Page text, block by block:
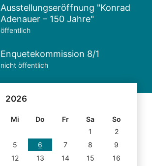
Ausstellungseröffnung "Konrad
Adenauer – 150 Jahre"
öffentlich
Enquetekommission 8/1
nicht öffentlich
2026
Mi Do Fr Sa
So
1
2
5 6 7 8
9
12 13 14 15
16